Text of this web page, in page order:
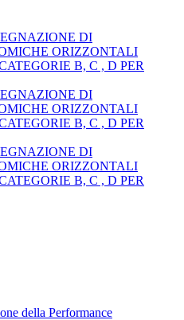
DI
ORIZZONTALI
B, C , D PER
DI
ORIZZONTALI
B, C , D PER
DI
ORIZZONTALI
B, C , D PER
della Performance